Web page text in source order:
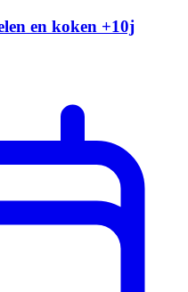
en koken +10j